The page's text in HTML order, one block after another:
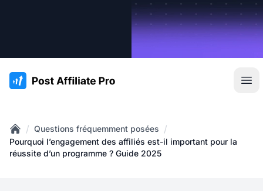
:site.title
Home
/ Questions fréquemment posées /
Pourquoi l’engagement des affiliés est-il important pour la
réussite d’un programme ? Guide 2025